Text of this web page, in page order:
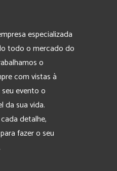
especializada
todo o mercado do
o
com vistas à
evento o
da sua vida.
detalhe,
fazer o seu